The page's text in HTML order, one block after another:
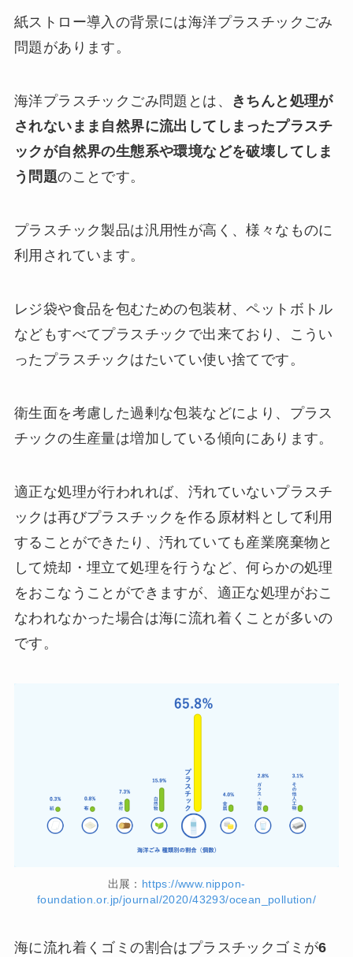
紙ストロー導入の背景には海洋プラスチックごみ
問題があります。
海洋プラスチックごみ問題とは、
きちんと処理が
されないまま自然界に流出してしまったプラスチ
ックが自然界の生態系や環境などを破壊してしま
う問題のことです。
プラスチック製品は汎用性が高く、様々なものに
利用されています。
レジ袋や食品を包むための包装材、ペットボトル
などもすべてプラスチックで出来ており、こうい
ったプラスチックはたいてい使い捨てです。
衛生面を考慮した過剰な包装などにより、プラス
チックの生産量は増加している傾向にあります。
適正な処理が行われれば、汚れていないプラスチ
ックは再びプラスチックを作る原材料として利用
することができたり、汚れていても産業廃棄物と
して焼却・埋立て処理を行うなど、何らかの処理
をおこなうことができますが、適正な処理がおこ
なわれなかった場合は海に流れ着くことが多いの
です。
出展： https://www.nippon-
foundation.or.jp/journal/2020/43293/ocean_pollution/
海に流れ着くゴミの割合はプラスチックゴミが6